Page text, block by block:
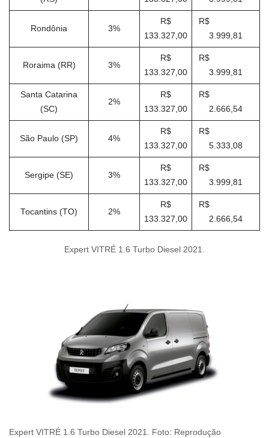
Rondônia 3%
R$
133.327,00
R$
3.999,81
Roraima (RR) 3%
R$
133.327,00
R$
3.999,81
Santa Catarina
(SC)
2%
R$
133.327,00
R$
2.666,54
São Paulo (SP) 4%
R$
133.327,00
R$
5.333,08
Sergipe (SE) 3%
R$
133.327,00
R$
3.999,81
Tocantins (TO) 2%
R$
133.327,00
R$
2.666,54
Expert VITRÉ 1.6 Turbo Diesel 2021.
Expert VITRÉ 1.6 Turbo Diesel 2021. Foto: Reprodução